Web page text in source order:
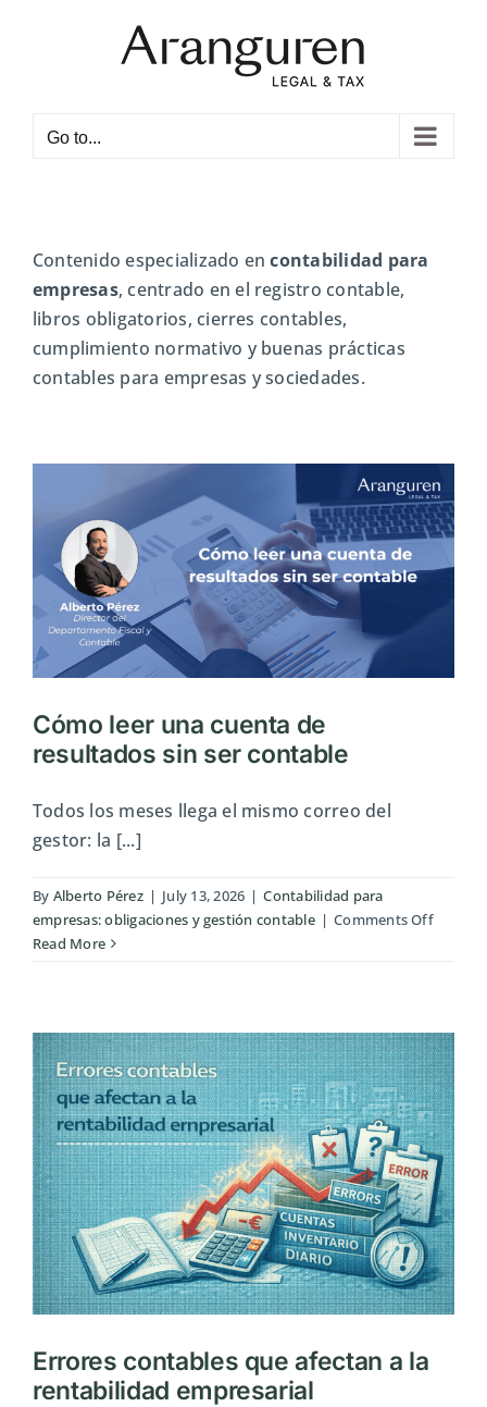
Open toolbar
Go to...
Contenido especializado encontabilidad para
empresas, centrado en el registro contable,
libros obligatorios, cierres contables,
cumplimiento normativo y buenas prácticas
contables para empresas y sociedades.
Cómo leer una cuenta de
resultados sin ser contable
Todos los meses llega el mismo correo del
gestor: la [...]
By Alberto Pérez | July 13, 2026 | Contabilidad para
empresas: obligaciones y gestión contable | Comments Offon
de
sin
ser
Read More
Errores contables que afectan a la
rentabilidad empresarial